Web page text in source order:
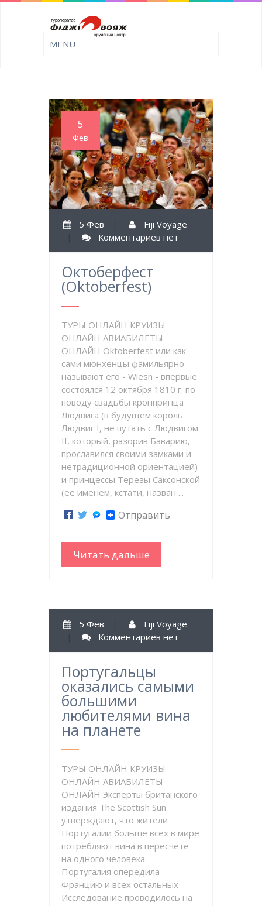
5
Фев
5 Фев
Fiji Voyage
Комментариев нет
Октоберфест
(Oktoberfest)
ТУРЫ ОНЛАЙН КРУИЗЫ
ОНЛАЙН АВИАБИЛЕТЫ
ОНЛАЙН Oktoberfest или как
сами мюнхенцы фамильярно
называют его - Wiesn - впервые
состоялся 12 октября 1810 г. по
поводу свадьбы кронпринца
Людвига (в будущем король
Людвиг I, не путать с Людвигом
II, который, разорив Баварию,
прославился своими замками и
нетрадиционной ориентацией)
и принцессы Терезы Саксонской
(её именем, кстати, назван ...
Отправить
Читать дальше
5 Фев
Fiji Voyage
Комментариев нет
Португальцы
оказались самыми
большими
любителями вина
на планете
ТУРЫ ОНЛАЙН КРУИЗЫ
ОНЛАЙН АВИАБИЛЕТЫ
ОНЛАЙН Эксперты британского
издания The Scottish Sun
утверждают, что жители
Португалии больше всех в мире
потребляют вина в пересчете
на одного человека.
Португалия опередила
Францию и всех остальных
Исследование проводилось на